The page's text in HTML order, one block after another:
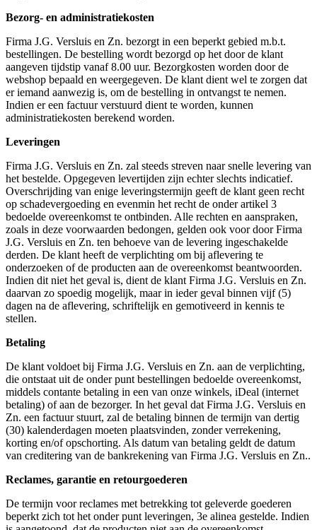
Bezorg- en administratiekosten
Firma J.G. Versluis en Zn. bezorgt in een beperkt gebied m.b.t.
bestellingen. De bestelling wordt bezorgd op het door de klant
aangeven tijdstip vanaf 8.00 uur. Bezorgkosten worden door de
webshop bepaald en weergegeven. De klant dient wel te zorgen dat
er iemand aanwezig is, om de bestelling in ontvangst te nemen.
Indien er een factuur verstuurd dient te worden, kunnen
administratiekosten berekend worden.
Leveringen
Firma J.G. Versluis en Zn. zal steeds streven naar snelle levering van
het bestelde. Opgegeven levertijden zijn echter slechts indicatief.
Overschrijding van enige leveringstermijn geeft de klant geen recht
op schadevergoeding en evenmin het recht de onder artikel 3
bedoelde overeenkomst te ontbinden. Alle rechten en aanspraken,
zoals in deze voorwaarden bedongen, gelden ook voor door Firma
J.G. Versluis en Zn. ten behoeve van de levering ingeschakelde
derden. De klant heeft de verplichting om bij aflevering te
onderzoeken of de producten aan de overeenkomst beantwoorden.
Indien dit niet het geval is, dient de klant Firma J.G. Versluis en Zn.
daarvan zo spoedig mogelijk, maar in ieder geval binnen vijf (5)
dagen na de aflevering, schriftelijk en gemotiveerd in kennis te
stellen.
Betaling
De klant voldoet bij Firma J.G. Versluis en Zn. aan de verplichting,
die ontstaat uit de onder punt bestellingen bedoelde overeenkomst,
middels contante betaling in een van onze winkels, iDeal (internet
betaling) of aan de bezorger. In het geval dat Firma J.G. Versluis en
Zn. een factuur stuurt, zal de betaling binnen de termijn van dertig
(30) kalenderdagen moeten plaatsvinden, zonder verrekening,
korting en/of opschorting. Als datum van betaling geldt de datum
van creditering van de bankrekening van Firma J.G. Versluis en Zn..
Reclames, garantie en retourgoederen
De termijn voor reclames met betrekking tot geleverde goederen
beperkt zich tot het onder punt leveringen, 3e alinea gestelde. Indien